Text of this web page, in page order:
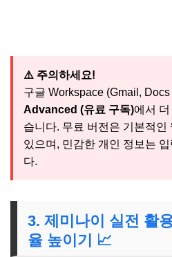
⚠️ 주의하세요!
구글 Workspace (Gmail,
Advanced (유료 구독)에서
습니다. 무료 버전은 기본적인
있으며, 민감한 개인 정보는
다.
3. 제미나이 실전 활
율 높이기 📈